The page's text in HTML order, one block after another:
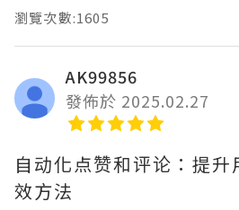
瀏覽次數:1605
AK99856
發佈於 2025.02.27
自动化点赞和评论：提升
效方法